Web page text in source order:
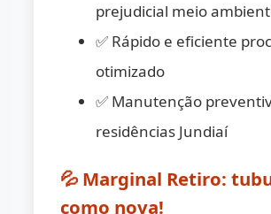
prejudicial meio
✅ Rápido e eficiente
otimizado
✅ Manutenção
residências Jundiaí
💦 Marginal Retiro:
como nova!